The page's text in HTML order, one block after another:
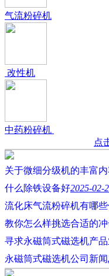
气流粉碎机
改性机
中药粉碎机
点
关于微细分级机的丰富内
什么除铁设备好2025-02-
流化床气流粉碎机有哪
教你怎么样挑选合适的
寻求永磁筒式磁选机产
永磁筒式磁选机公司新闻